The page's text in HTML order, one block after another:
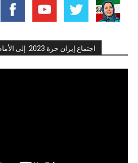
اجتماع إيران حرة 2023: إلى الأمام نحو جمهورية ديمقراطية